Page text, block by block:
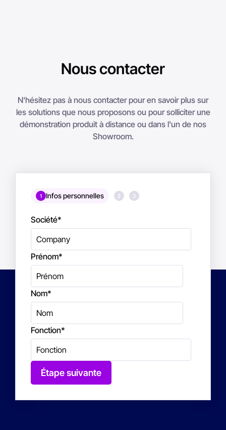
Nous contacter
N'hésitez pas à nous contacter pour en savoir plus sur
les solutions que nous proposons ou pour solliciter une
démonstration produit à distance ou dans l'un de nos
Showroom.
1 Infos personnelles 2 3
Société*
Prénom*
Nom*
Fonction*
Étape suivante